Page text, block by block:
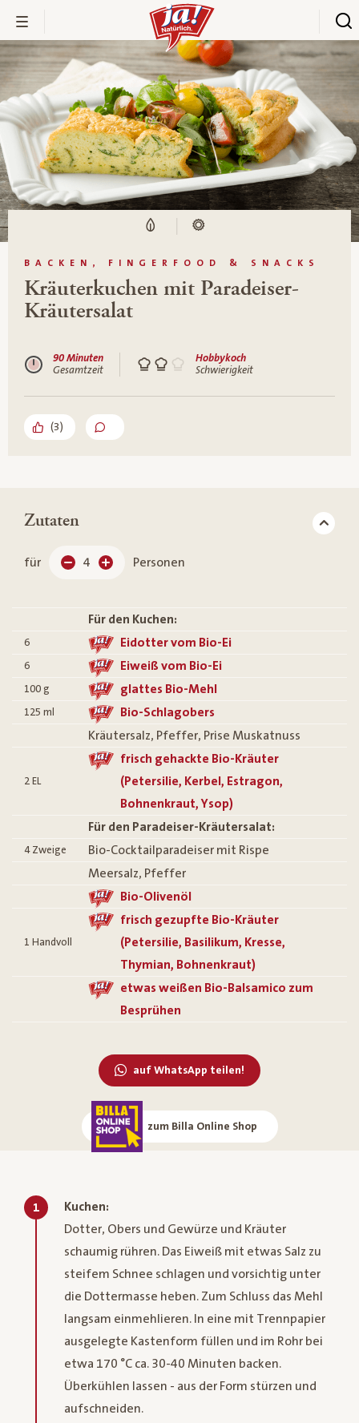
BACKEN, FINGERFOOD & SNACKS
Kräuterkuchen mit Paradeiser-
Kräutersalat
90 Minuten
Gesamtzeit
Hobbykoch
Schwierigkeit
(3)
Zutaten
für 4 Personen
Für den Kuchen:
6 Eidotter vom Bio-Ei
6 Eiweiß vom Bio-Ei
100 g glattes Bio-Mehl
125 ml
Bio-Schlagobers
Kräutersalz, Pfeffer, Prise Muskatnuss
2 EL
frisch gehackte Bio-Kräuter
(Petersilie, Kerbel, Estragon,
Bohnenkraut, Ysop)
Für den Paradeiser-Kräutersalat:
4 Zweige
Bio-Cocktailparadeiser mit Rispe
Meersalz, Pfeffer
Bio-Olivenöl
1 Handvoll
frisch gezupfte Bio-Kräuter
(Petersilie, Basilikum, Kresse,
Thymian, Bohnenkraut)
etwas weißen Bio-Balsamico zum
Besprühen
auf WhatsApp teilen!
zum Billa Online Shop
1
Kuchen:
Dotter, Obers und Gewürze und Kräuter
schaumig rühren. Das Eiweiß mit etwas Salz zu
steifem Schnee schlagen und vorsichtig unter
die Dottermasse heben. Zum Schluss das Mehl
langsam einmehlieren. In eine mit Trennpapier
ausgelegte Kastenform füllen und im Rohr bei
etwa 170 °C ca. 30-40 Minuten backen.
Überkühlen lassen - aus der Form stürzen und
aufschneiden.